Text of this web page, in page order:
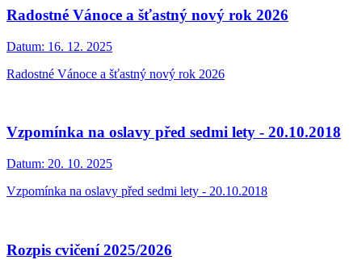
Radostné Vánoce a šťastný nový rok 2026
Datum: 16. 12. 2025
Radostné Vánoce a šťastný nový rok 2026
Vzpomínka na oslavy před sedmi lety - 20.10.2018
Datum: 20. 10. 2025
Vzpomínka na oslavy před sedmi lety - 20.10.2018
Rozpis cvičení 2025/2026